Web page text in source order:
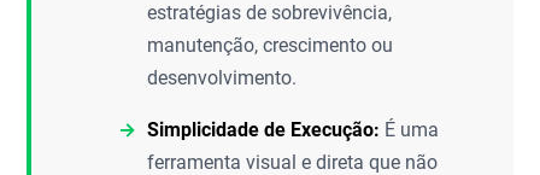
estratégias de sobrevivência,
manutenção, crescimento ou
desenvolvimento.
Simplicidade de Execução: É uma
ferramenta visual e direta que não